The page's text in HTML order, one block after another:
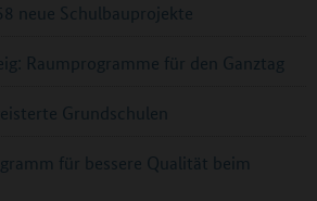
neue Schulbauprojekte
Raumprogramme für den Ganztag
Grundschulen
für bessere Qualität beim